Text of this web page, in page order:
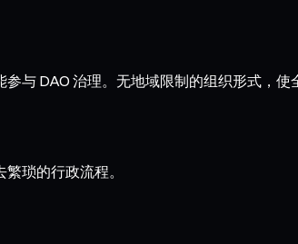
与 DAO 治理。无地域限制的组织形式，使
琐的行政流程。